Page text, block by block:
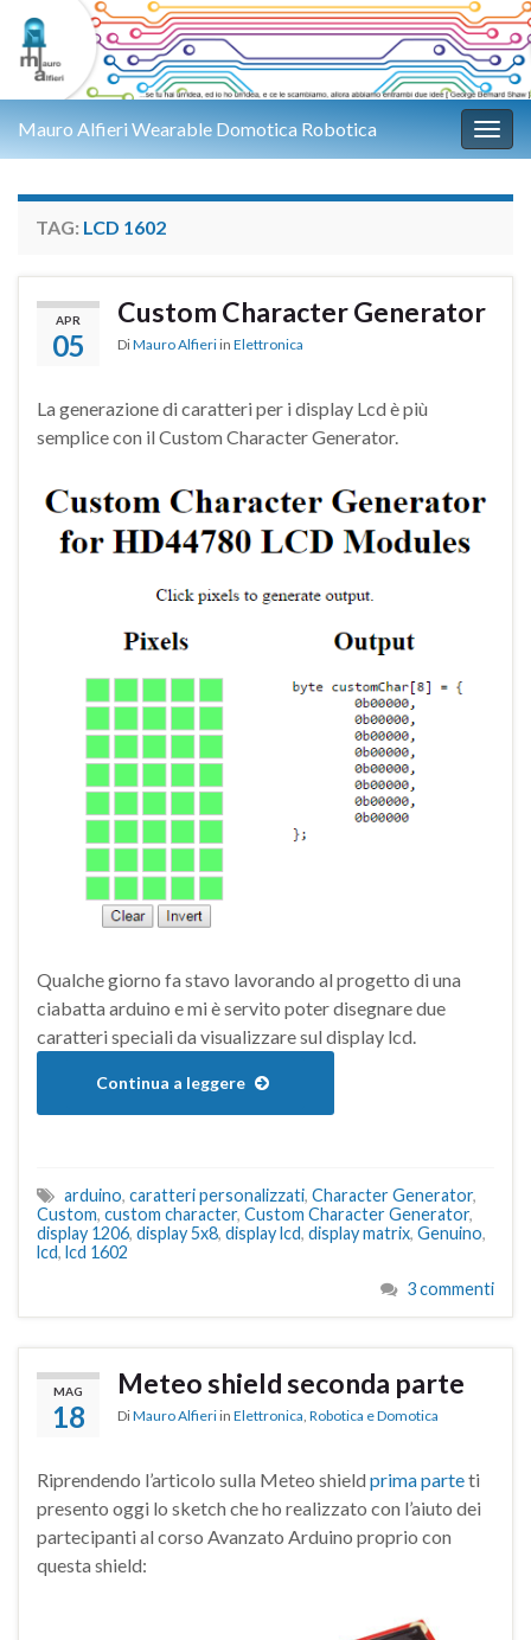
Mauro Alfieri Wearable Domotica Robotica
TAG: LCD 1602
APR
05
Custom Character Generator
DiMauro Alfieri in Elettronica
La generazione di caratteri per i display Lcd è più
semplice con il Custom Character Generator.
Qualche giorno fa stavo lavorando al progetto di una
ciabatta arduino e mi è servito poter disegnare due
caratteri speciali da visualizzare sul display lcd.
Continua a leggere
arduino, caratteri personalizzati, Character Generator,
Custom, custom character, Custom Character Generator,
display 1206, display 5x8, display lcd, display matrix, Genuino,
lcd, lcd 1602
3 commenti
MAG
18
Meteo shield seconda parte
DiMauro Alfieri in Elettronica, Robotica e Domotica
Riprendendo l’articolo sulla Meteo shield prima parteti
presento oggi lo sketch che ho realizzato con l’aiuto dei
partecipanti al corso Avanzato Arduino proprio con
questa shield: